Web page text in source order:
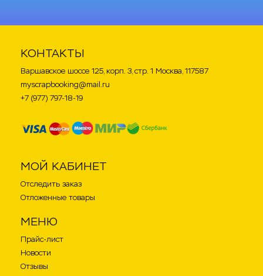
КОНТАКТЫ
Варшавское шоссе 125, корп. 3, стр. 1 Москва, 117587
myscrapbooking@mail.ru
+7 (977) 797-18-19
МОЙ КАБИНЕТ
Отследить заказ
Отложенные товары
МЕНЮ
Прайс-лист
Новости
Отзывы